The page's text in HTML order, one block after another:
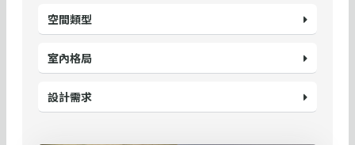
空間類型
室內格局
設計需求